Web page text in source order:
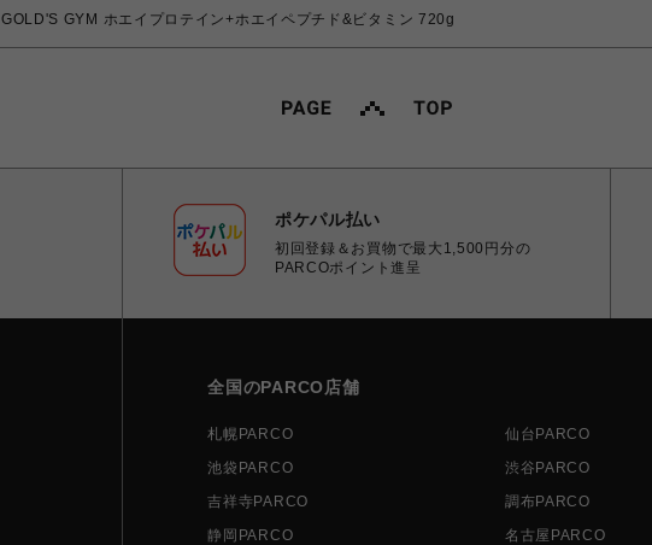
GOLD'S GYM ホエイプロテイン+ホエイペプチド&ビタミン 720g
ポケパル払い
初回登録＆お買物で最大1,500円分の
PARCOポイント進呈
全国のPARCO店舗
札幌PARCO 仙台PARCO
池袋PARCO
渋谷PARCO
吉祥寺PARCO
調布PARCO
静岡PARCO
名古屋PARCO